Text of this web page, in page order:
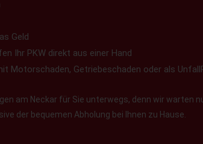
Geld
Ihr PKW direkt aus einer Hand
Motorschaden, Getriebeschaden oder als
am Neckar für Sie unterwegs, denn wir warten
der bequemen Abholung bei Ihnen zu Hause.